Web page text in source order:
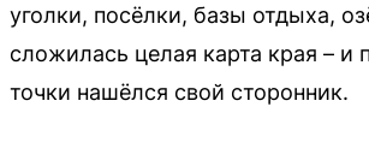
уголки, посёлки, базы отдыха,
сложилась целая карта края – и
точки нашёлся свой сторонник.